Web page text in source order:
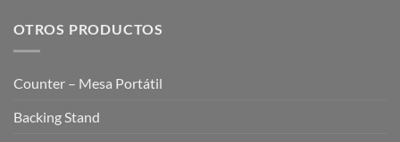
OTROS PRODUCTOS
Counter – Mesa Portátil
Backing Stand